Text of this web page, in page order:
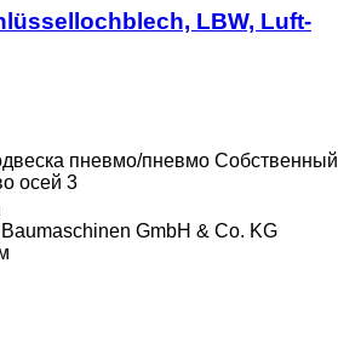
LBW, Luft-
пневмо/пневмо Собственный
осей 3
GmbH & Co. KG